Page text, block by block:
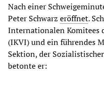
Nach einer
Peter Schwarz eröffnet.
Internationalen Komitees
(IKVI) und ein führendes
Sektion, der
betonte er: